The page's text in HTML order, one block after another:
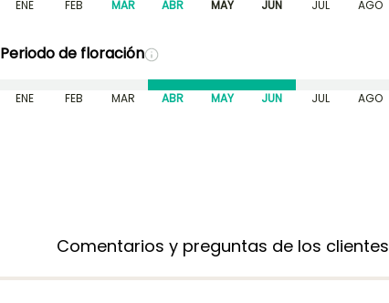
ENE FEB MAR ABR MAY JUN JUL AGO
Periodo de floración
ENE FEB MAR ABR MAY JUN JUL AGO
Comentarios y preguntas de los clientes